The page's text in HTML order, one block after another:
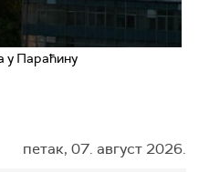
у Параћину
петак, 07. август 2026.